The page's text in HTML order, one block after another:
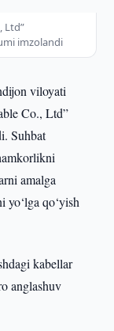
Ltd”
imzolandi
viloyati
Co., Ltd”
Suhbat
amalga
yo‘lga qo‘yish
kabellar
anglashuv